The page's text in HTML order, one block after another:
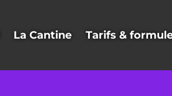
La Cantine Tarifs &